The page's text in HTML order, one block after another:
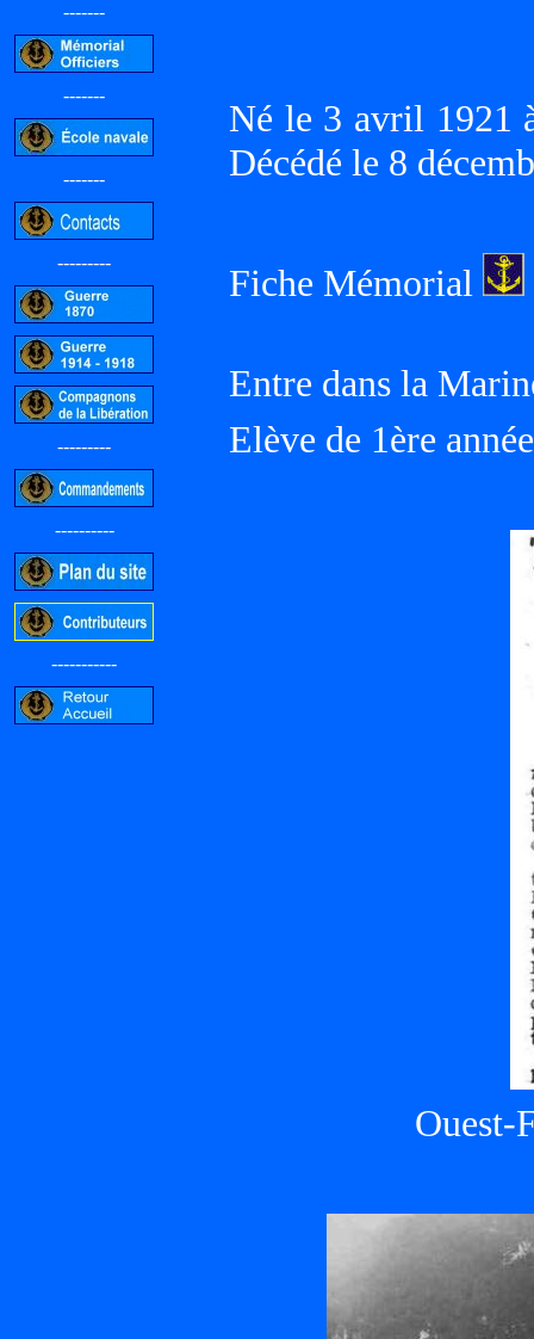
-------
-------
-------
---------
---------
----------
-----------
Né le 3 avril 1921
Décédé le 8
Fiche Mémorial
Entre dans la
Elève de 1ère année
Ouest-